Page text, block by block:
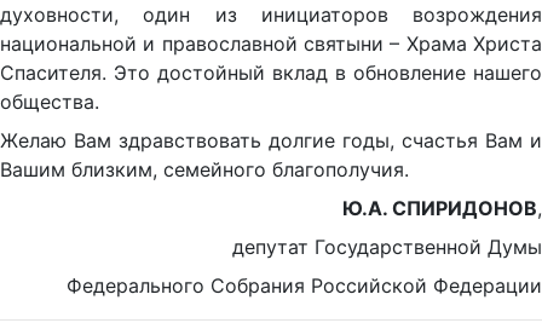
духовности, один из инициаторов возрождения
национальной и православной святыни – Храма Христа
Спасителя. Это достойный вклад в обновление нашего
общества.
Желаю Вам здравствовать долгие годы, счастья Вам и
Вашим близким, семейного благополучия.
Ю.А. СПИРИДОНОВ,
депутат Государственной Думы
Федерального Собрания Российской Федерации